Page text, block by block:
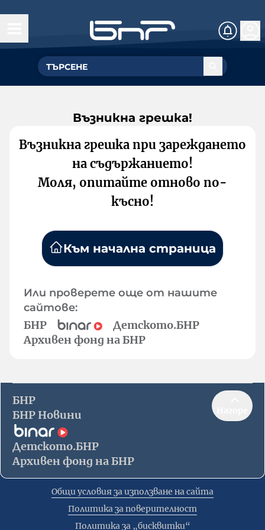
Възникна грешка!
Възникна грешка при зареждането
на съдържанието!
Моля, опитайте отново по-
късно!
Към начална страница
Или проверете още от нашите
сайтове:
БНР
Детското.БНР
Архивен фонд на БНР
БНР
БНР Новини
Детското.БНР
Архивен фонд на БНР
Общи условия за използване на сайта
Политика за поверителност
Политика за „бисквитки“